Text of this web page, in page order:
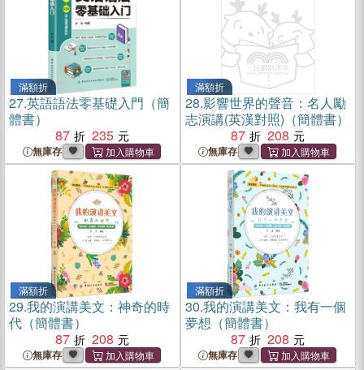
滿額折
27.英語語法零基礎入門（簡
體書）
87
235
無庫存
滿額折
28.影響世界的聲音：名人勵
志演講(英漢對照)（簡體書）
87
208
無庫存
滿額折
29.我的演講美文：神奇的時
代（簡體書）
87
208
無庫存
滿額折
30.我的演講美文：我有一個
夢想（簡體書）
87
208
無庫存